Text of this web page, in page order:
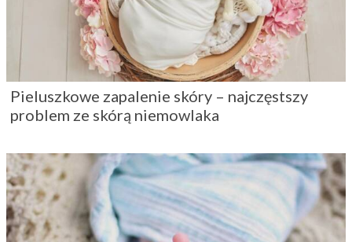
Pieluszkowe zapalenie skóry – najczęstszy
problem ze skórą niemowlaka